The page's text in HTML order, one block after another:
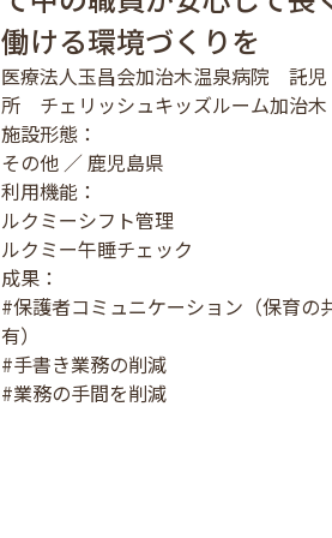
働ける環境づくりを
医療法人玉昌会加治木温泉病院 託児
所 チェリッシュキッズルーム加治木
施設形態：
その他 ／ 鹿児島県
利用機能：
ルクミーシフト管理
ルクミー午睡チェック
成果：
#保護者コミュニケーション（保育の
有）
#手書き業務の削減
#業務の手間を削減